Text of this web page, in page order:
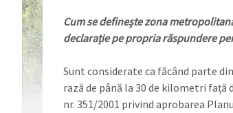
Cum se definește zona
declarație pe propria răspundere
Sunt considerate ca făcând parte
rază de până la 30 de kilometri
nr. 351/2001 privind aprobarea